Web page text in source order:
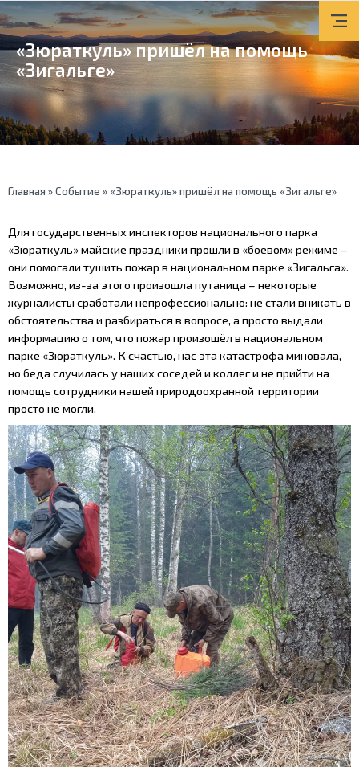
«Зюраткуль» пришёл на помощь
«Зигальге»
Вы
здесь
Главная »Событие » «Зюраткуль» пришёл на помощь «Зигальге»
Для государственных инспекторов национального парка
«Зюраткуль» майские праздники прошли в «боевом» режиме –
они помогали тушить пожар в национальном парке «Зигальга».
Возможно, из-за этого произошла путаница – некоторые
журналисты сработали непрофессионально: не стали вникать в
обстоятельства и разбираться в вопросе, а просто выдали
информацию о том, что пожар произошёл в национальном
парке «Зюраткуль». К счастью, нас эта катастрофа миновала,
но беда случилась у наших соседей и коллег и не прийти на
помощь сотрудники нашей природоохранной территории
просто не могли.